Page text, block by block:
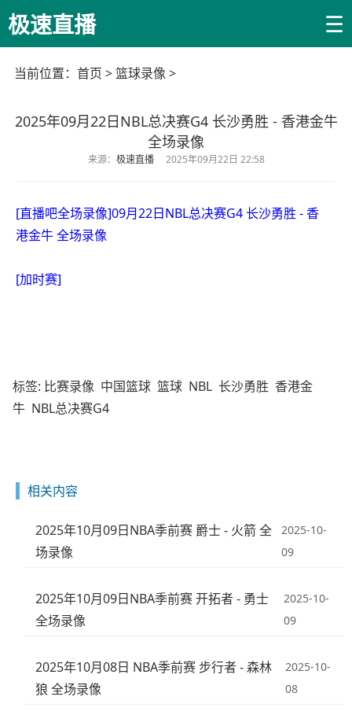
极速直播 ☰
当前位置： 首页 >篮球录像 >
2025年09月22日NBL总决赛G4 长沙勇胜 - 香港金牛
全场录像
来源： 极速直播 2025年09月22日 22:58
[直播吧全场录像]09月22日NBL总决赛G4 长沙勇胜 - 香
港金牛 全场录像
[加时赛]
标签: 比赛录像 中国篮球 篮球 NBL 长沙勇胜 香港金
牛 NBL总决赛G4
相关内容
2025年10月09日NBA季前赛 爵士 - 火箭 全
场录像
2025-10-
09
2025年10月09日NBA季前赛 开拓者 - 勇士
全场录像
2025-10-
09
2025年10月08日 NBA季前赛 步行者 - 森林
狼 全场录像
2025-10-
08